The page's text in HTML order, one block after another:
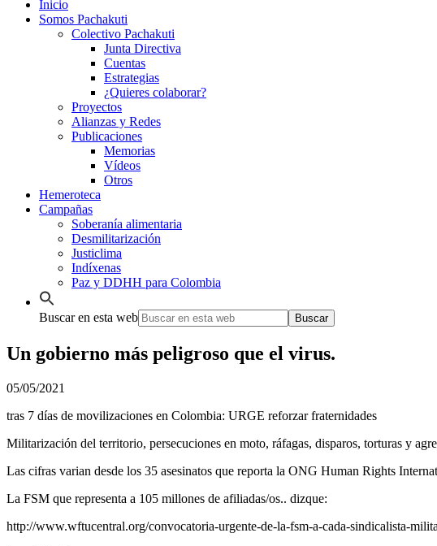
Inicio
Somos Pachakuti
Colectivo Pachakuti
Junta Directiva
Cuentas
Estrategias
¿Quieres colaborar?
Proyectos
Alianzas y Redes
Publicaciones
Memorias
Vídeos
Otros
Hemeroteca
Campañas
Soberanía alimentaria
Desmilitarización
Justiclima
Indíxenas
Paz y DDHH para Colombia
Buscar en esta web
Un gobierno más peligroso que el virus.
05/05/2021
tras 7 días de movilizaciones en Colombia: URGE reforzar fraternidades
Militarización del territorio, persecuciones en moto, ráfagas, disparos, torturas y
Las cifras varian desde los 35 asesinatos que reporta la ONG Human Rights
La FSM que representa a 105 millones de afiliadas/os.. dizque:
http://www.wftucentral.org/convocatoria-urgente-de-la-fsm-a-cada-sindicalista-